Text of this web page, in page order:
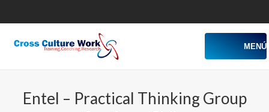
MENÚ
Entel – Practical Thinking Group